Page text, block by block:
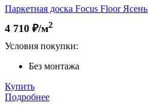
Паркетная доска Focus Floor
4 710 ₽/м2
Условия покупки:
Без монтажа
Купить
Подробнее